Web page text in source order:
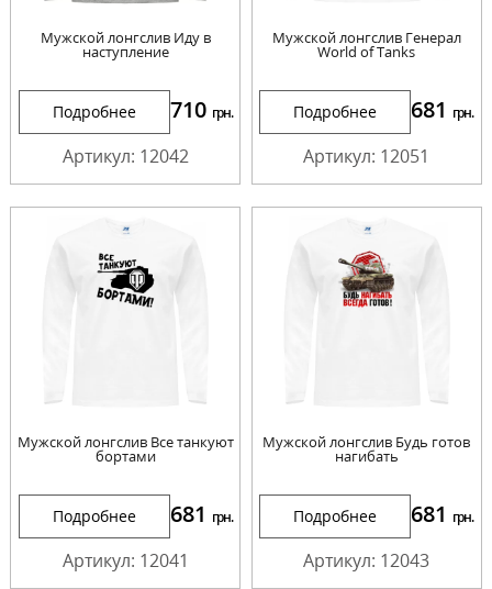
Мужской лонгслив Иду в
наступление
Подробнее 710 грн.
Артикул: 12042
Мужской лонгслив Генерал
World of Tanks
Подробнее 681 грн.
Артикул: 12051
Мужской лонгслив Все танкуют
бортами
Подробнее 681 грн.
Артикул: 12041
Мужской лонгслив Будь готов
нагибать
Подробнее 681 грн.
Артикул: 12043